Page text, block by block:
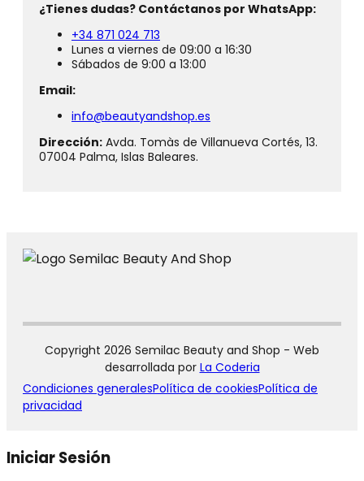
¿Tienes dudas? Contáctanos por WhatsApp:
+34 871 024 713
Lunes a viernes de 09:00 a 16:30
Sábados de 9:00 a 13:00
Email:
info@beautyandshop.es
Dirección: Avda. Tomàs de Villanueva Cortés, 13.
07004 Palma, Islas Baleares.
Copyright 2026 Semilac Beauty and Shop - Web
desarrollada por La Coderia
Condiciones generalesPolítica de cookiesPolítica de
privacidad
Iniciar Sesión